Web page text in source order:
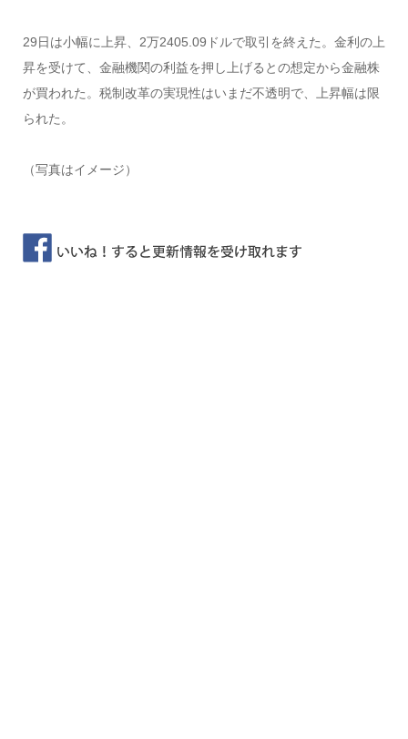
29日は小幅に上昇、2万2405.09ドルで取引を終えた。金利の上
昇を受けて、金融機関の利益を押し上げるとの想定から金融株
が買われた。税制改革の実現性はいまだ不透明で、上昇幅は限
られた。
（写真はイメージ）